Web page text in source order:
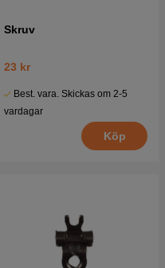
Skruv
23 kr
Best. vara. Skickas om 2-5
vardagar
Köp